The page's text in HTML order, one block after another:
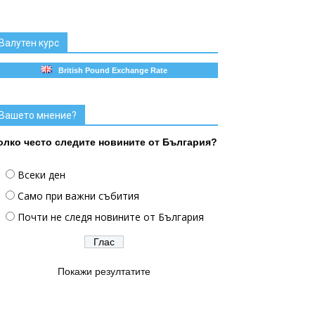
курс
British Pound Exchange Rate
мнение?
често следите новините от България?
Всеки ден
Само при важни събития
Почти не следя новините от България
Покажи резултатите